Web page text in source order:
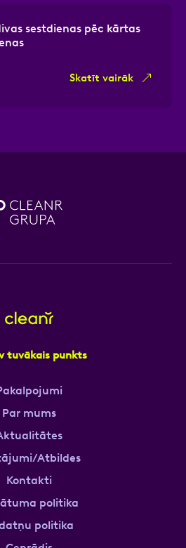
sestdienas pēc kārtas
Skatīt vairāk
tuvākais punkts
Par mums
Atbildes
Kontakti
politika
politika